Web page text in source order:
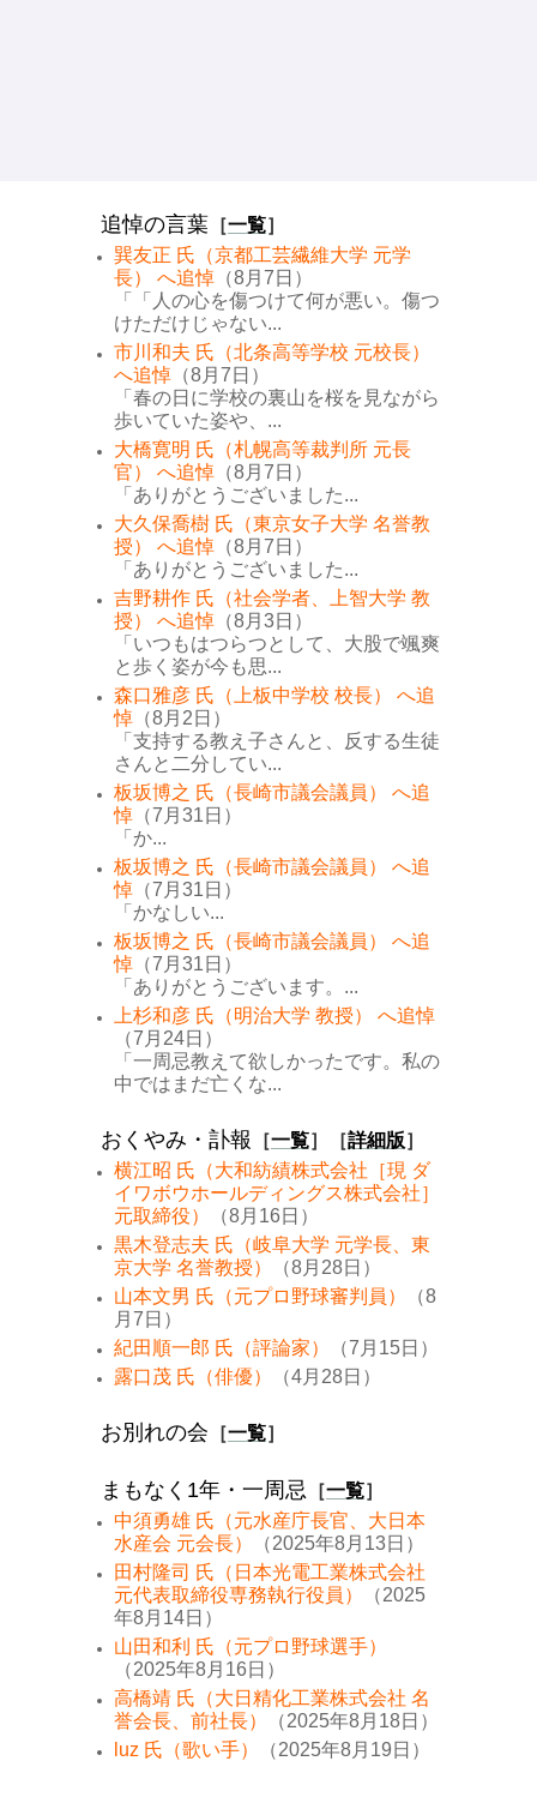
追悼の言葉 ［一覧］
巽友正 氏（京都工芸繊維大学 元学
長） へ追悼 （8月7日）
「「人の心を傷つけて何が悪い。傷つ
けただけじゃない...
市川和夫 氏（北条高等学校 元校長）
へ追悼 （8月7日）
「春の日に学校の裏山を桜を見ながら
歩いていた姿や、...
大橋寛明 氏（札幌高等裁判所 元長
官） へ追悼 （8月7日）
「ありがとうございました...
大久保喬樹 氏（東京女子大学 名誉教
授） へ追悼 （8月7日）
「ありがとうございました...
吉野耕作 氏（社会学者、上智大学 教
授） へ追悼 （8月3日）
「いつもはつらつとして、大股で颯爽
と歩く姿が今も思...
森口雅彦 氏（上板中学校 校長） へ追
悼 （8月2日）
「支持する教え子さんと、反する生徒
さんと二分してい...
板坂博之 氏（長崎市議会議員） へ追
悼 （7月31日）
「か...
板坂博之 氏（長崎市議会議員） へ追
悼 （7月31日）
「かなしい...
板坂博之 氏（長崎市議会議員） へ追
悼 （7月31日）
「ありがとうございます。...
上杉和彦 氏（明治大学 教授） へ追悼
（7月24日）
「一周忌教えて欲しかったです。私の
中ではまだ亡くな...
おくやみ・訃報 ［一覧］［詳細版］
横江昭 氏（大和紡績株式会社［現 ダ
イワボウホールディングス株式会社］
元取締役）
（8月16日）
黒木登志夫 氏（岐阜大学 元学長、東
京大学 名誉教授）
（8月28日）
山本文男 氏（元プロ野球審判員）
（8
月7日）
紀田順一郎 氏（評論家）
（7月15日）
露口茂 氏（俳優）
（4月28日）
お別れの会 ［一覧］
まもなく1年・一周忌 ［一覧］
中須勇雄 氏（元水産庁長官、大日本
水産会 元会長）
（2025年8月13日）
田村隆司 氏（日本光電工業株式会社
元代表取締役専務執行役員）
（2025
年8月14日）
山田和利 氏（元プロ野球選手）
（2025年8月16日）
高橋靖 氏（大日精化工業株式会社 名
誉会長、前社長）
（2025年8月18日）
luz 氏（歌い手）
（2025年8月19日）